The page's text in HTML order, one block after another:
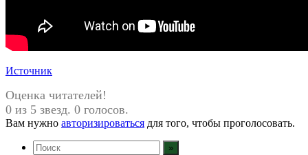
Источник
Оценка читателей!
0 из 5 звезд. 0 голосов.
Вам нужно авторизироваться для того, чтобы проголосовать.